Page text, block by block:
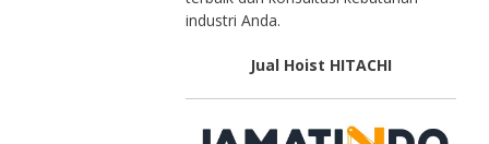
industri Anda.
Jual Hoist HITACHI